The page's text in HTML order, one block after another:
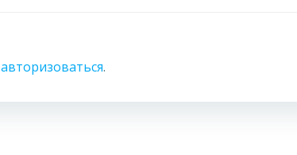
авторизоваться.